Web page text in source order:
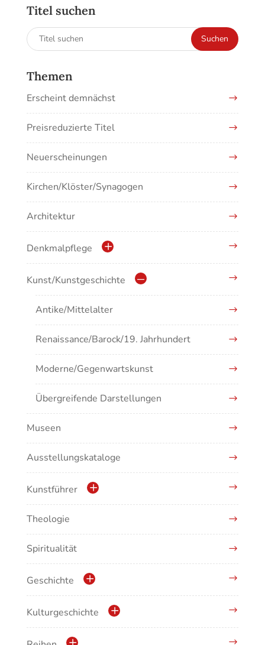
Titel suchen
Suchen
nach:
Suchen
Themen
Erscheint demnächst
Preisreduzierte Titel
Neuerscheinungen
Kirchen/Klöster/Synagogen
Architektur
Denkmalpflege
Kulturdenkmale in Baden-Württemberg
Kunst/Kunstgeschichte
Antike/Mittelalter
Renaissance/Barock/19. Jahrhundert
Moderne/Gegenwartskunst
Übergreifende Darstellungen
Museen
Ausstellungskataloge
Kunstführer
Abonnement Kunstführer
Kunstführer A
Kunstführer B
Kunstführer CD
Kunstführer E
Theologie
Spiritualität
Geschichte
Geschichte der Stadt Waldshut
Kulturgeschichte
Krippen